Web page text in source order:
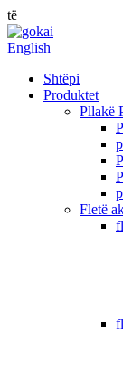
të
English
Shtëpi
Produktet
Pllakë
Fletë